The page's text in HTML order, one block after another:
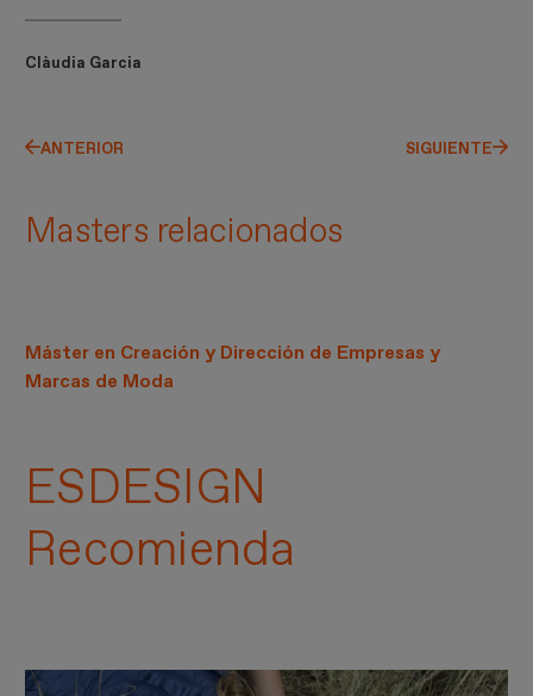
Clàudia Garcia
ANTERIOR SIGUIENTE
Masters relacionados
Máster en Creación y Dirección de Empresas y
Marcas de Moda
ESDESIGN
Recomienda